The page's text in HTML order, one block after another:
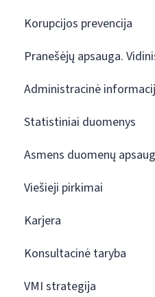
Korupcijos prevencija
Pranešėjų apsauga.
Administracinė
Statistiniai duomenys
Asmens duomenų
Viešieji pirkimai
Karjera
Konsultacinė taryba
VMI strategija